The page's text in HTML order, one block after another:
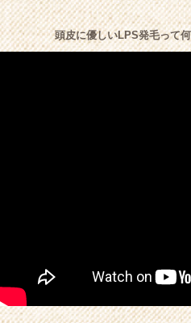
頭皮に優しいLPS発毛って